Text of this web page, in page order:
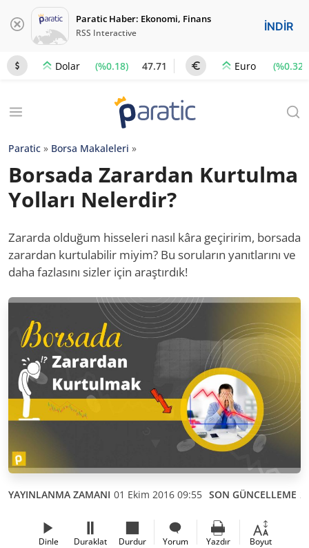
Paratic Haber: Ekonomi, Finans
RSS Interactive İNDİR
Dolar (%0.18) 47.71 Euro (%0.32)
Paratic » Borsa Makaleleri »
Borsada Zarardan Kurtulma
Yolları Nelerdir?
Zararda olduğum hisseleri nasıl kâra geçiririm, borsada
zarardan kurtulabilir miyim? Bu soruların yanıtlarını ve
daha fazlasını sizler için araştırdık!
YAYINLANMA ZAMANI 01 Ekim 2016 09:55 SON GÜNCELLEME
Dinle Duraklat Durdur Yorum Yazdır Boyut